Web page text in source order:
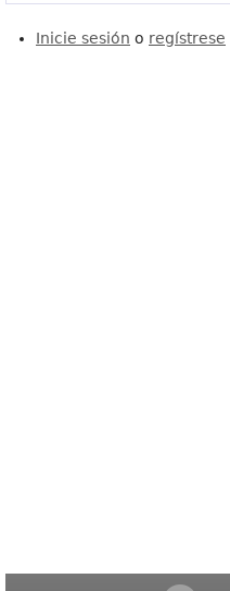
Inicie sesión o regístrese